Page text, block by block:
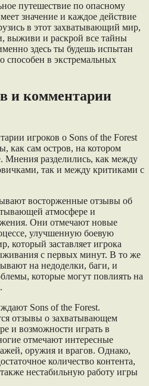
путешествие по опасному
значение и каждое действие
в этот захватывающий мир,
выживи и раскрой все тайны
здесь ты будешь испытан
способен в экстремальных
и комментарии
игроков о Sons of the Forest
как сам остров, на котором
Мнения разделились, как между
так и между критиками с
восторженные отзывы об
атмосфере и
Они отмечают новые
улучшенную боевую
который заставляет игрока
с первых минут. В то же
на недоделки, баги, и
которые могут повлиять на
Sons of the Forest.
отзывы о захватывающем
и возможности играть в
отмечают интересные
оружия и врагов. Однако,
количество контента,
нестабильную работу игры